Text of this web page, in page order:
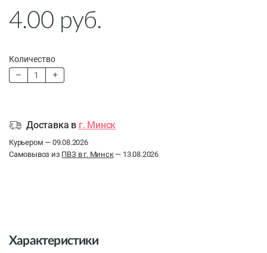
4.00 руб.
Количество
Доставка в г. Минск
Курьером — 09.08.2026
Самовывоз из ПВЗ в г. Минск— 13.08.2026
Характеристики